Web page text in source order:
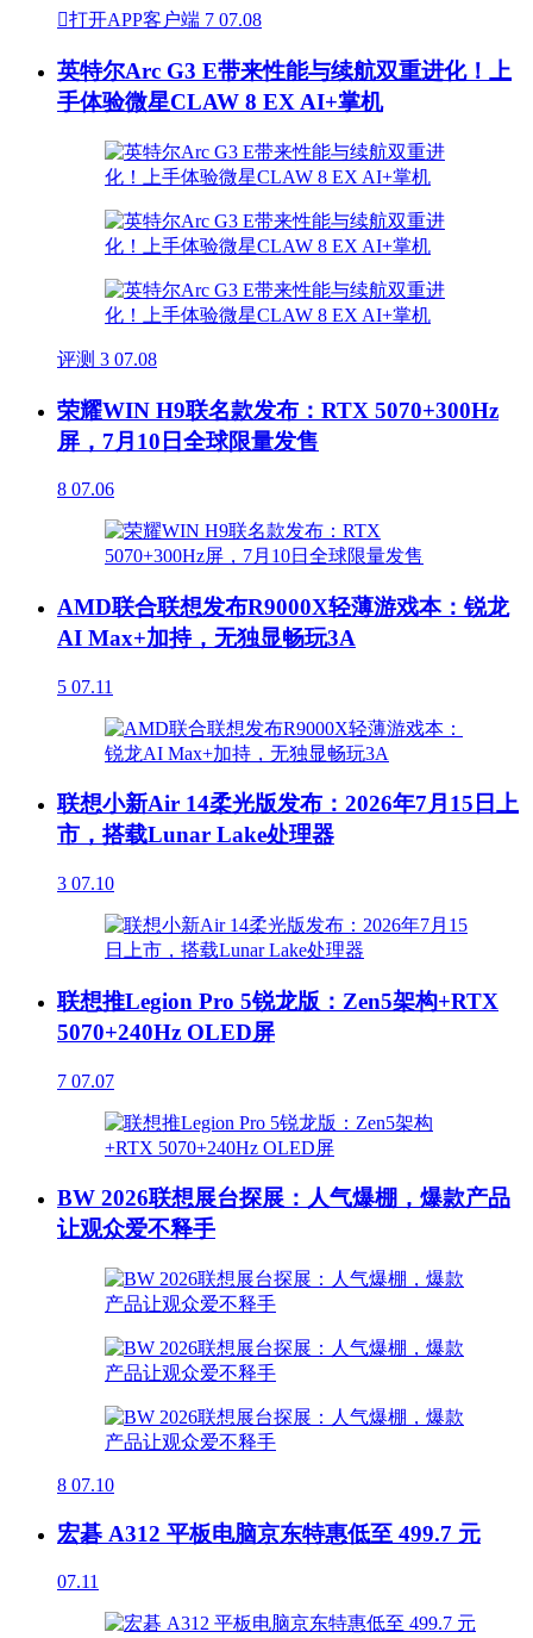
打开APP客户端 7 07.08
英特尔Arc G3 E带来性能与续航双重进化！上
手体验微星CLAW 8 EX AI+掌机
评测 3 07.08
荣耀WIN H9联名款发布：RTX 5070+300Hz
屏，7月10日全球限量发售
8 07.06
AMD联合联想发布R9000X轻薄游戏本：锐龙
AI Max+加持，无独显畅玩3A
5 07.11
联想小新Air 14柔光版发布：2026年7月15日上
市，搭载Lunar Lake处理器
3 07.10
联想推Legion Pro 5锐龙版：Zen5架构+RTX
5070+240Hz OLED屏
7 07.07
BW 2026联想展台探展：人气爆棚，爆款产品
让观众爱不释手
8 07.10
宏碁 A312 平板电脑京东特惠低至 499.7 元
07.11